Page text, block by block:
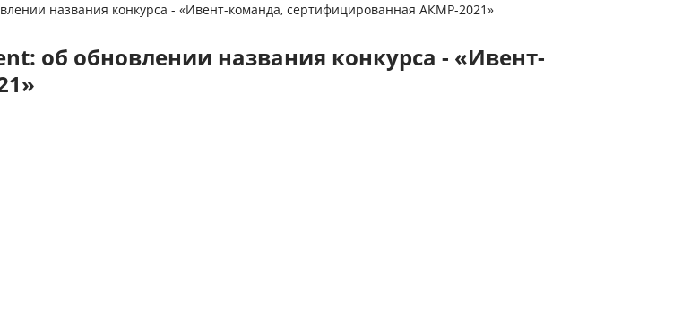
названия конкурса - «Ивент-команда, сертифицированная АКМР-2021»
об обновлении названия конкурса - «Ивент-